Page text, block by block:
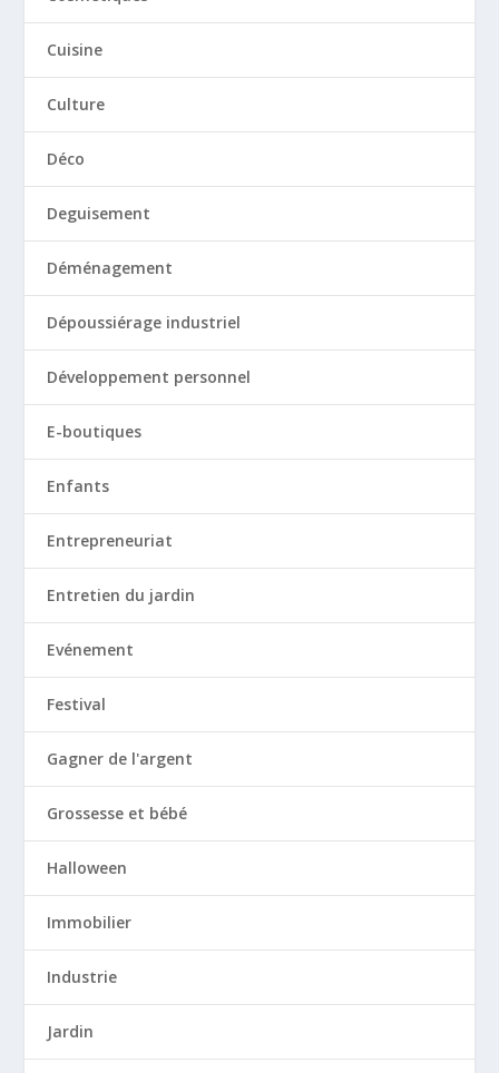
Cuisine
Culture
Déco
Deguisement
Déménagement
Dépoussiérage industriel
Développement personnel
E-boutiques
Enfants
Entrepreneuriat
Entretien du jardin
Evénement
Festival
Gagner de l'argent
Grossesse et bébé
Halloween
Immobilier
Industrie
Jardin